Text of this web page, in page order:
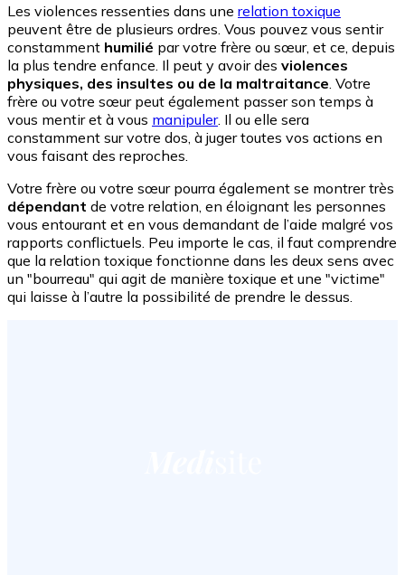
Les violences ressenties dans une relation toxique
peuvent être de plusieurs ordres. Vous pouvez vous sentir
constamment humilié par votre frère ou sœur, et ce, depuis
la plus tendre enfance. Il peut y avoir des violences
physiques, des insultes ou de la maltraitance . Votre
frère ou votre sœur peut également passer son temps à
vous mentir et à vous manipuler. Il ou elle sera
constamment sur votre dos, à juger toutes vos actions en
vous faisant des reproches.
Votre frère ou votre sœur pourra également se montrer très
dépendant de votre relation, en éloignant les personnes
vous entourant et en vous demandant de l’aide malgré vos
rapports conflictuels. Peu importe le cas, il faut comprendre
que la relation toxique fonctionne dans les deux sens avec
un "bourreau" qui agit de manière toxique et une "victime"
qui laisse à l’autre la possibilité de prendre le dessus.